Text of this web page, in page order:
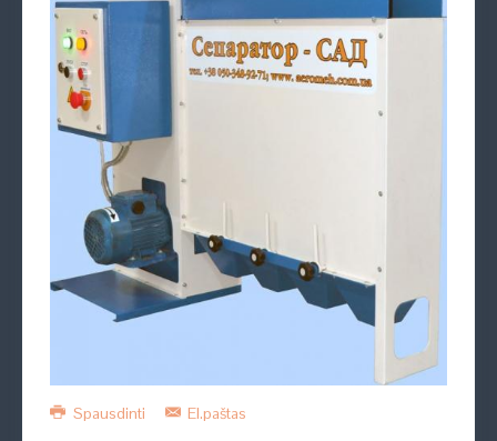
Spausdinti El.paštas